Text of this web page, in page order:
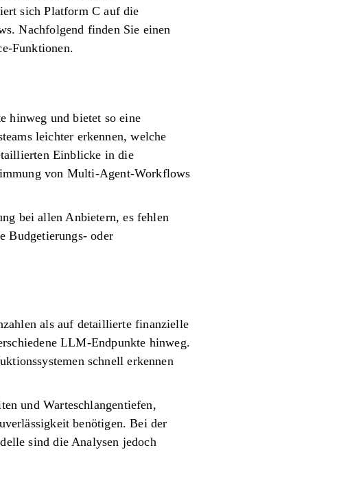
sich Platform C auf die
Nachfolgend finden Sie einen
Funktionen.
hinweg und bietet so eine
leichter erkennen, welche
Einblicke in die
von Multi-Agent-Workflows
bei allen Anbietern, es fehlen
Budgetierungs- oder
als auf detaillierte finanzielle
LLM-Endpunkte hinweg.
schnell erkennen
und Warteschlangentiefen,
benötigen. Bei der
sind die Analysen jedoch